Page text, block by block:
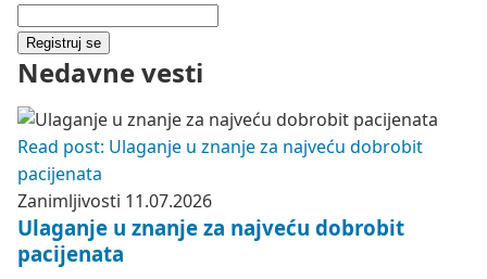
Registruj se
Nedavne vesti
Read post: Ulaganje u znanje za najveću dobrobit
pacijenata
Zanimljivosti 11.07.2026
Ulaganje u znanje za najveću dobrobit
pacijenata